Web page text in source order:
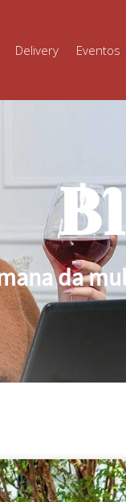
Delivery Eventos
da